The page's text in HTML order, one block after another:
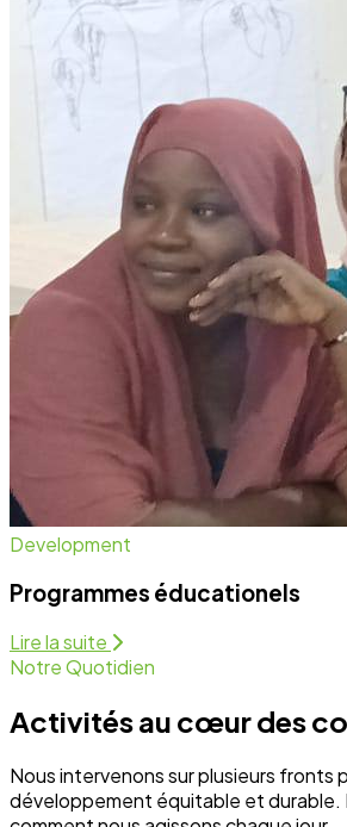
Development
Programmes éducationels
Notre Quotidien
Activités au cœur des
Nous intervenons sur plusieurs fronts
développement équitable et
comment nous agissons chaque jour.
Programmes Éducationels
Activité régulière
Activité régulière
Activité régulière